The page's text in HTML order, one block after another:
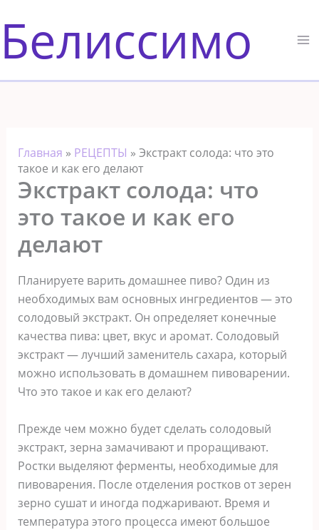
к
содержимому
Белиссимо
Главная » РЕЦЕПТЫ » Экстракт солода: что это
такое и как его делают
Экстракт солода: что
это такое и как его
делают
Планируете варить домашнее пиво? Один из
необходимых вам основных ингредиентов — это
солодовый экстракт. Он определяет конечные
качества пива: цвет, вкус и аромат. Солодовый
экстракт — лучший заменитель сахара, который
можно использовать в домашнем пивоварении.
Что это такое и как его делают?
Прежде чем можно будет сделать солодовый
экстракт, зерна замачивают и проращивают.
Ростки выделяют ферменты, необходимые для
пивоварения. После отделения ростков от зерен
зерно сушат и иногда поджаривают. Время и
температура этого процесса имеют большое